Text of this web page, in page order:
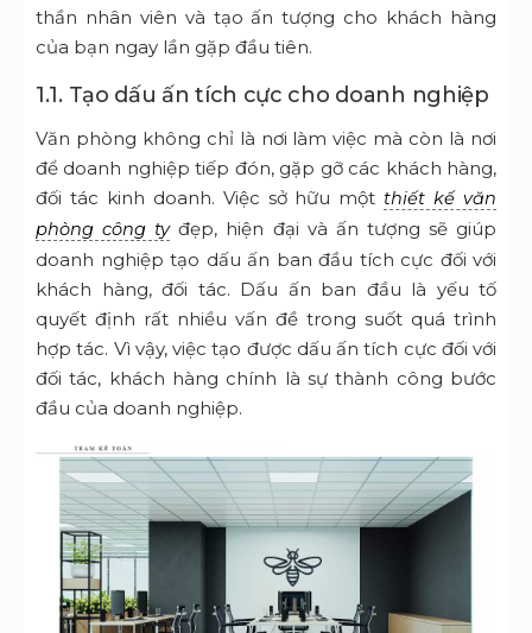
thần nhân viên và tạo ấn tượng cho khách hàng
của bạn ngay lần gặp đầu tiên.
1.1. Tạo dấu ấn tích cực cho doanh nghiệp
Văn phòng không chỉ là nơi làm việc mà còn là nơi
để doanh nghiệp tiếp đón, gặp gỡ các khách hàng,
đối tác kinh doanh. Việc sở hữu một thiết kế văn
phòng công tyđẹp, hiện đại và ấn tượng sẽ giúp
doanh nghiệp tạo dấu ấn ban đầu tích cực đối với
khách hàng, đối tác. Dấu ấn ban đầu là yếu tố
quyết định rất nhiều vấn đề trong suốt quá trình
hợp tác. Vì vậy, việc tạo được dấu ấn tích cực đối với
đối tác, khách hàng chính là sự thành công bước
đầu của doanh nghiệp.